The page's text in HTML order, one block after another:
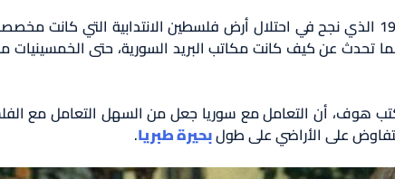
كانت الجيش العربي الوحيد في عام 1948 الذي نجح في احتلال أرض فلسطين
عن كيف كانت مكاتب البريد السورية، حتى الخمسينيات
هوف، أن التعامل مع سوريا جعل من السهل التعامل مع
بحيرة طبريا.